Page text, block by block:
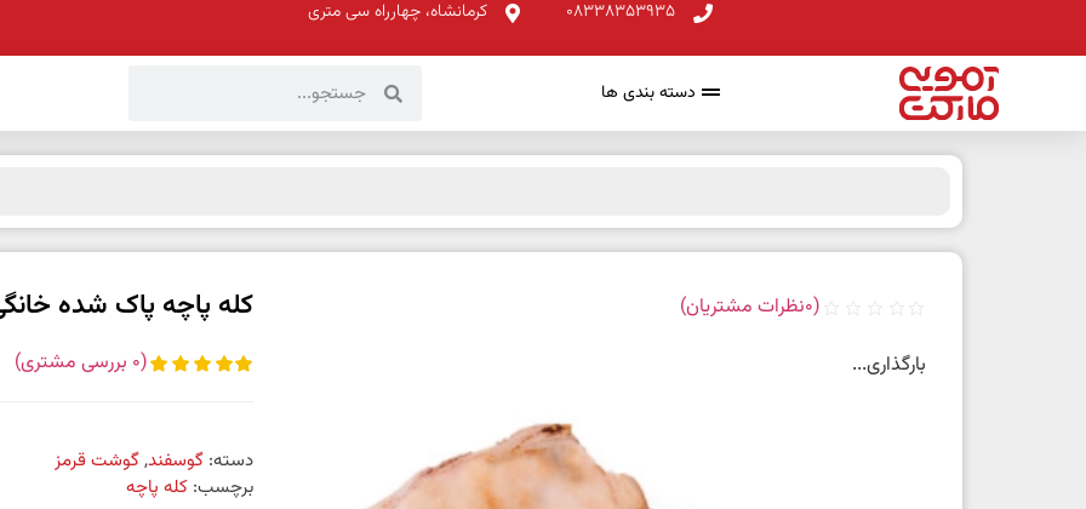
08338353935 کرمانشاه، چهارراه سی متری
دسته بندی ها
(
0نظرات مشتریان)
بارگذاری...
کله پاچه پاک شده
(
0 بررسی مشتری)
دسته: گوسفند,گوشت قرمز
برچسب: کله پاچه